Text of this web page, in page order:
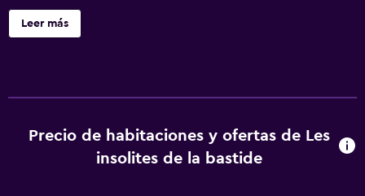
Leer más
Precio de habitaciones y ofertas de Les
insolites de la bastide